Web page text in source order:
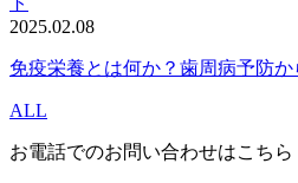
2025.02.08
免疫栄養とは何か？歯周病予防
ALL
お電話でのお問い合わせはこちら